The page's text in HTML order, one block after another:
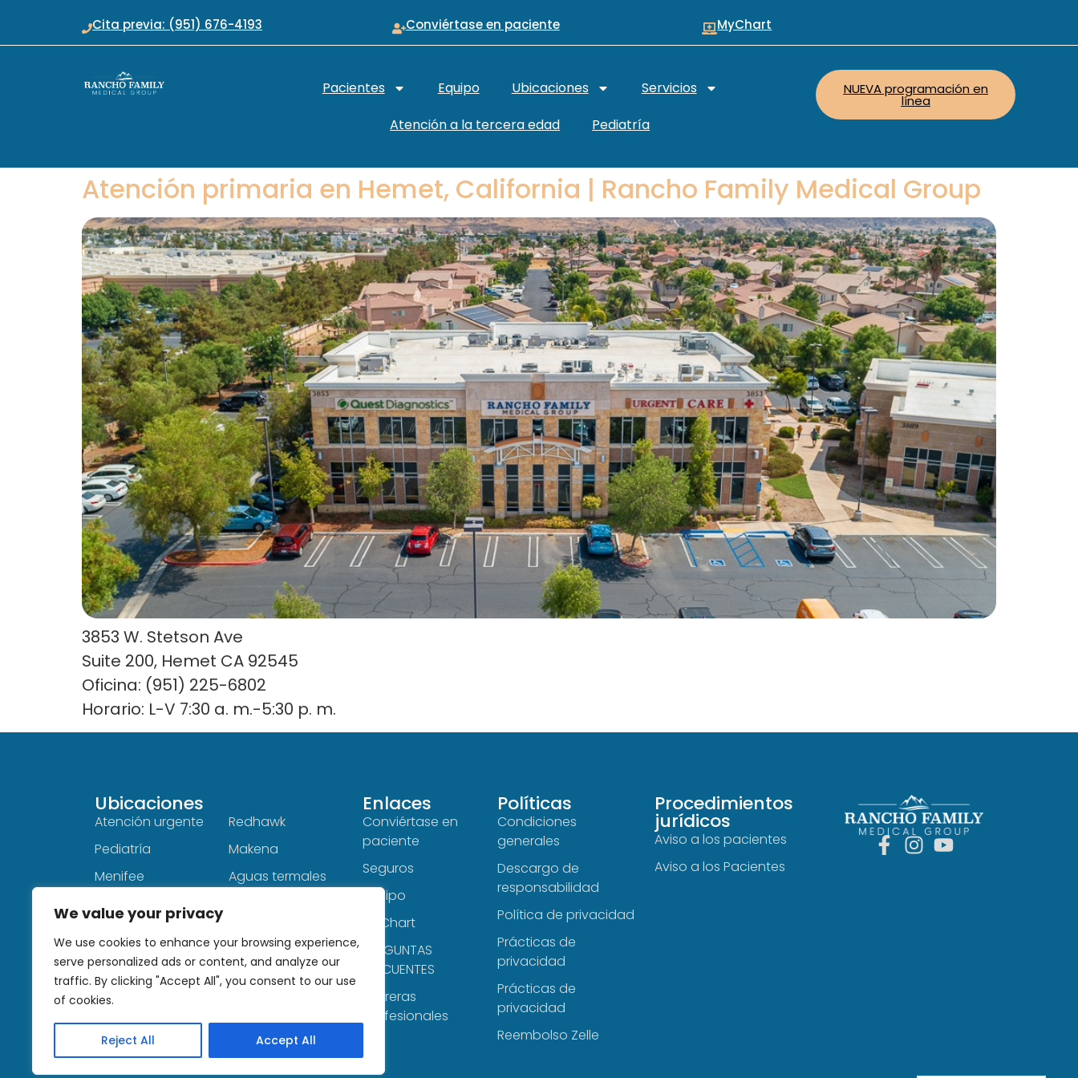
We value your privacy
We use cookies to enhance your browsing experience,
serve personalized ads or content, and analyze our
traffic. By clicking "Accept All", you consent to our use
of cookies.
Reject All Accept All
Cita previa: (951) 676-4193 Conviértase en paciente MyChart
Pacientes Equipo Ubicaciones
Servicios
Atención a la tercera edad
Pediatría
NUEVA programación en
línea
Atención primaria en Hemet, California | Rancho Family Medical Group
3853 W. Stetson Ave
Suite 200, Hemet CA 92545
Oficina: (951) 225-6802
Horario: L-V 7:30 a. m.-5:30 p. m.
Ubicaciones
Atención urgente
Pediatría
Menifee
Ciudad del Sol
Cal Oaks
Redhawk
Makena
Aguas termales
Enlaces
Conviértase en
paciente
Seguros
Equipo
MyChart
PREGUNTAS
FRECUENTES
Carreras
profesionales
Políticas
Condiciones
generales
Descargo de
responsabilidad
Política de privacidad
Prácticas de
privacidad
Prácticas de
privacidad
Reembolso Zelle
Procedimientos
jurídicos
Aviso a los pacientes
Aviso a los Pacientes